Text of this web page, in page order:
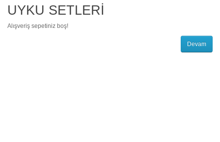
UYKU SETLERİ
Alışveriş sepetiniz boş!
Devam